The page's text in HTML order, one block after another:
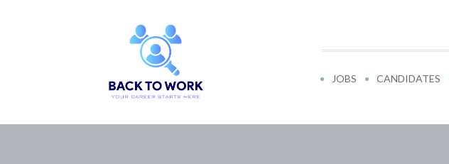
JOBS CANDIDATES